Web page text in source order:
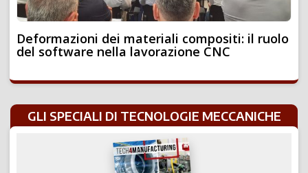
Deformazioni dei materiali compositi: il ruolo
del software nella lavorazione CNC
GLI SPECIALI DI TECNOLOGIE MECCANICHE